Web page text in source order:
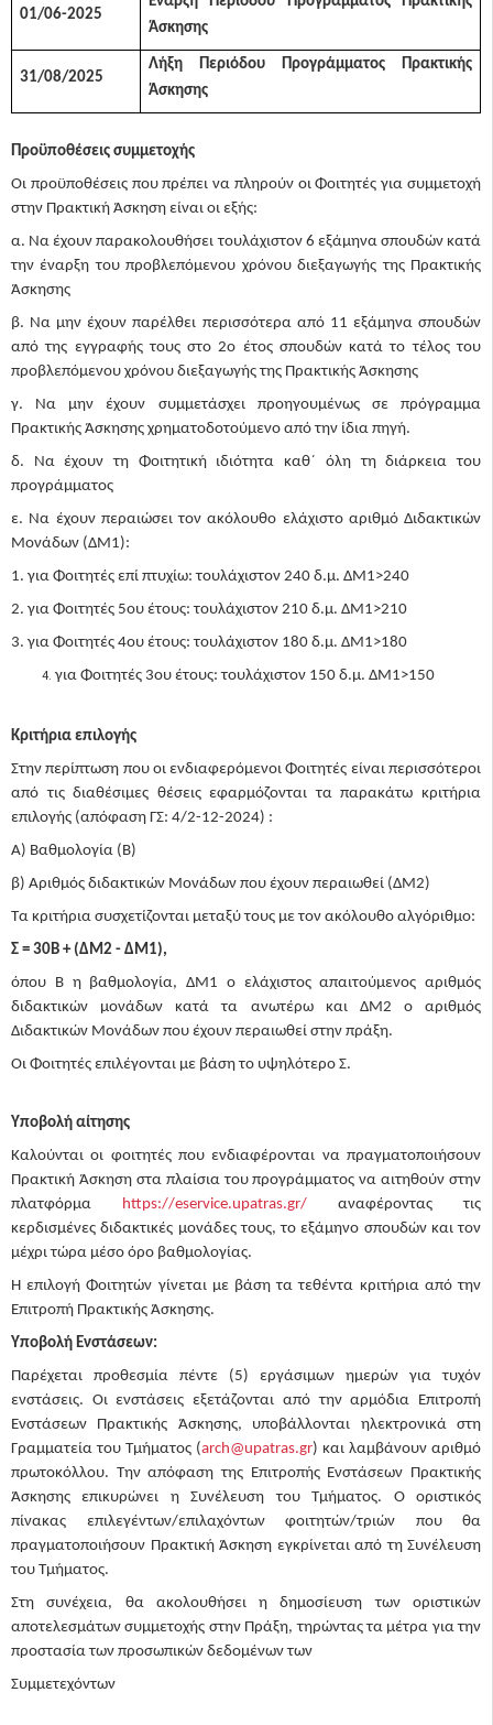
01/06-2025
Άσκησης
31/08/2025
Λήξη Περιόδου Προγράμματος Πρακτικής
Άσκησης
Προϋποθέσεις συμμετοχής
Οι προϋποθέσεις που πρέπει να πληρούν οι Φοιτητές για συμμετοχή
στην Πρακτική Άσκηση είναι οι εξής:
α. Να έχουν παρακολουθήσει τουλάχιστον 6 εξάμηνα σπουδών κατά
την έναρξη του προβλεπόμενου χρόνου διεξαγωγής της Πρακτικής
Άσκησης
β. Να μην έχουν παρέλθει περισσότερα από 11 εξάμηνα σπουδών
από της εγγραφής τους στο 2ο έτος σπουδών κατά το τέλος του
προβλεπόμενου χρόνου διεξαγωγής της Πρακτικής Άσκησης
γ. Να μην έχουν συμμετάσχει προηγουμένως σε πρόγραμμα
Πρακτικής Άσκησης χρηματοδοτούμενο από την ίδια πηγή.
δ. Να έχουν τη Φοιτητική ιδιότητα καθ΄ όλη τη διάρκεια του
προγράμματος
ε. Να έχουν περαιώσει τον ακόλουθο ελάχιστο αριθμό Διδακτικών
Μονάδων (ΔΜ1):
1. για Φοιτητές επί πτυχίω: τουλάχιστον 240 δ.μ. ΔΜ1>240
2. για Φοιτητές 5ου έτους: τουλάχιστον 210 δ.μ. ΔΜ1>210
3. για Φοιτητές 4ου έτους: τουλάχιστον 180 δ.μ. ΔΜ1>180
για Φοιτητές 3ου έτους: τουλάχιστον 150 δ.μ. ΔM1>150
Κριτήρια επιλογής
Στην περίπτωση που οι ενδιαφερόμενοι Φοιτητές είναι περισσότεροι
από τις διαθέσιμες θέσεις εφαρμόζονται τα παρακάτω κριτήρια
επιλογής (απόφαση ΓΣ: 4/2-12-2024) :
Α) Βαθμολογία (Β)
β) Αριθμός διδακτικών Μονάδων που έχουν περαιωθεί (ΔΜ2)
Τα κριτήρια συσχετίζονται μεταξύ τους με τον ακόλουθο αλγόριθμο:
Σ = 30Β + (ΔΜ2 - ΔΜ1),
όπου Β η βαθμολογία, ΔΜ1 ο ελάχιστος απαιτούμενος αριθμός
διδακτικών μονάδων κατά τα ανωτέρω και ΔΜ2 ο αριθμός
Διδακτικών Μονάδων που έχουν περαιωθεί στην πράξη.
Οι Φοιτητές επιλέγονται με βάση το υψηλότερο Σ.
Υποβολή αίτησης
Καλούνται οι φοιτητές που ενδιαφέρονται να πραγματοποιήσουν
Πρακτική Άσκηση στα πλαίσια του προγράμματος να αιτηθούν στην
πλατφόρμα https://eservice.upatras.gr/ αναφέροντας τις
κερδισμένες διδακτικές μονάδες τους, το εξάμηνο σπουδών και τον
μέχρι τώρα μέσο όρο βαθμολογίας.
Η επιλογή Φοιτητών γίνεται με βάση τα τεθέντα κριτήρια από την
Επιτροπή Πρακτικής Άσκησης.
Υποβολή Ενστάσεων:
Παρέχεται προθεσμία πέντε (5) εργάσιμων ημερών για τυχόν
ενστάσεις. Οι ενστάσεις εξετάζονται από την αρμόδια Επιτροπή
Ενστάσεων Πρακτικής Άσκησης, υποβάλλονται ηλεκτρονικά στη
Γραμματεία του Τμήματος (arch@upatras.gr) και λαμβάνουν αριθμό
πρωτοκόλλου. Την απόφαση της Επιτροπής Ενστάσεων Πρακτικής
Άσκησης επικυρώνει η Συνέλευση του Τμήματος. Ο οριστικός
πίνακας επιλεγέντων/επιλαχόντων φοιτητών/τριών που θα
πραγματοποιήσουν Πρακτική Άσκηση εγκρίνεται από τη Συνέλευση
του Τμήματος.
Στη συνέχεια, θα ακολουθήσει η δημοσίευση των οριστικών
αποτελεσμάτων συμμετοχής στην Πράξη, τηρώντας τα μέτρα για την
προστασία των προσωπικών δεδομένων των
Συμμετεχόντων